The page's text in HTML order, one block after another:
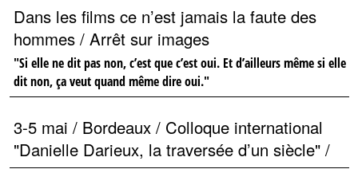
Dans les films ce n’est jamais la faute des
hommes / Arrêt sur images
"Si elle ne dit pas non, c’est que c’est oui. Et d’ailleurs même si elle
dit non, ça veut quand même dire oui."
3-5 mai / Bordeaux / Colloque international
"Danielle Darieux, la traversée d’un siècle" /